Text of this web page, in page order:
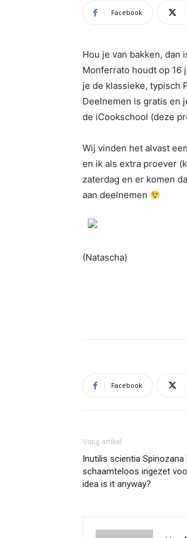
Facebook
Hou je van bakken,
Monferrato houdt op 16
je de klassieke, typisch
Deelnemen is gratis en
de iCookschool (deze
Wij vinden het alvast
en ik als extra proever
zaterdag en er komen
aan deelnemen
(Natascha)
Facebook
Vorig artikel
Inutilis scientia Spinozana
schaamteloos ingezet
idea is it anyway?